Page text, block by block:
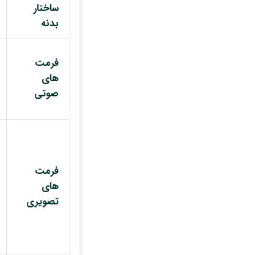
ساختار
بدنه
فرمت
های
صوتی
فرمت
های
تصویری